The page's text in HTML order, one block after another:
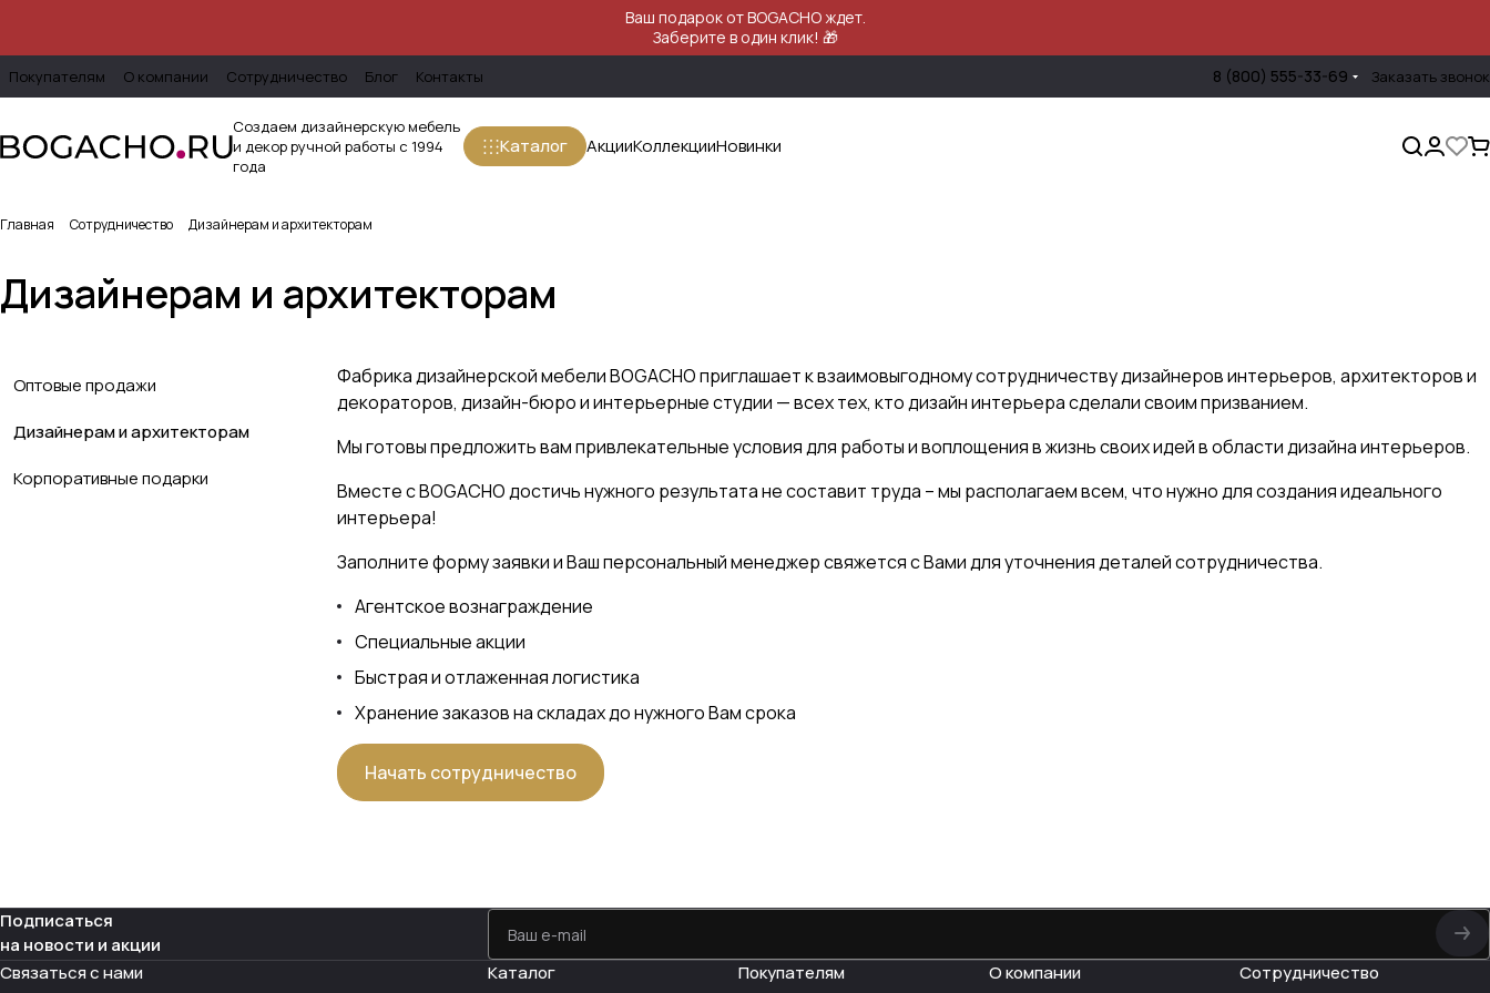
Ваш подарок от BOGACHO ждет.
Заберите в один клик! 🎁
Покупателям О компании Сотрудничество Блог Контакты 8 (800) 555-33-69 Заказать звонок
Создаем дизайнерскую мебель
и декор ручной работы с 1994
года
Каталог АкцииКоллекцииНовинки
Главная Сотрудничество Дизайнерам и архитекторам
Дизайнерам и архитекторам
Фабрика дизайнерской мебели BOGACHO приглашает к взаимовыгодному сотрудничеству дизайнеров интерьеров, архитекторов и
декораторов, дизайн-бюро и интерьерные студии — всех тех, кто дизайн интерьера сделали своим призванием.
Мы готовы предложить вам привлекательные условия для работы и воплощения в жизнь своих идей в области дизайна интерьеров.
Вместе с BOGACHO достичь нужного результата не составит труда – мы располагаем всем, что нужно для создания идеального
интерьера!
Заполните форму заявки и Ваш персональный менеджер свяжется с Вами для уточнения деталей сотрудничества.
Агентское вознаграждение
Специальные акции
Быстрая и отлаженная логистика
Хранение заказов на складах до нужного Вам срока
Начать сотрудничество
Оптовые продажи
Дизайнерам и архитекторам
Корпоративные подарки
Подписаться
на новости и акции
Связаться с нами
Каталог Покупателям О компании Сотрудничество